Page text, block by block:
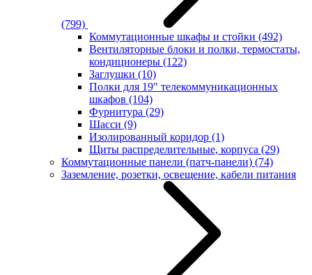
(799)
Коммутационные шкафы и стойки (492)
Вентиляторные блоки и полки, термостаты,
кондиционеры (122)
Заглушки (10)
Полки для 19" телекоммуникационных
шкафов (104)
Фурнитура (29)
Шасси (9)
Изолированный коридор (1)
Щиты распределительные, корпуса (29)
Коммутационные панели (патч-панели) (74)
Заземление, розетки, освещение, кабели питания